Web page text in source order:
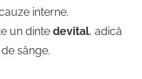
interne.
un dinte devital, adică
sânge.